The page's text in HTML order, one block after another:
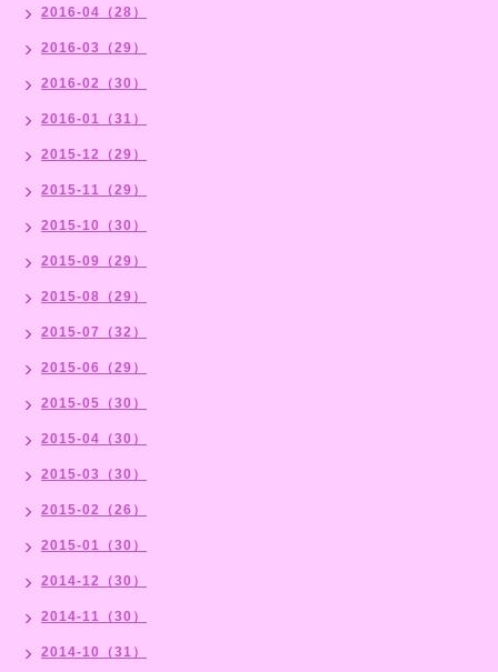
2016-04（28）
2016-03（29）
2016-02（30）
2016-01（31）
2015-12（29）
2015-11（29）
2015-10（30）
2015-09（29）
2015-08（29）
2015-07（32）
2015-06（29）
2015-05（30）
2015-04（30）
2015-03（30）
2015-02（26）
2015-01（30）
2014-12（30）
2014-11（30）
2014-10（31）